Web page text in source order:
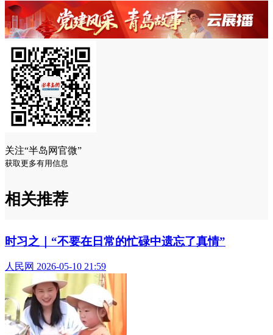
关注“半岛网官微”
获取更多有用信息
相关推荐
时习之｜“不要在日常的忙碌中遗忘了真情”
人民网 2026-05-10 21:59